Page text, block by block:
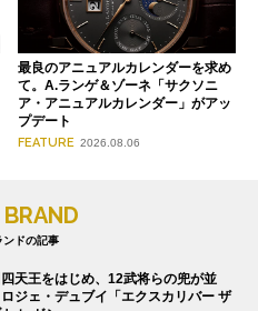
最良のアニュアルカレンダーを求め
て。A.ランゲ＆ゾーネ「サクソニ
ア・アニュアルカレンダー」がアッ
プデート
FEATURE 2026.08.06
ンドの記事
天王をはじめ、12武将らの兜が並
ジェ・デュブイ「エクスカリバー ザ